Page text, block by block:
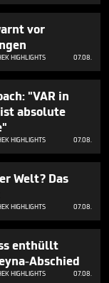
vor
HIGHLIGHTS 07.08.
"VAR in
absolute
HIGHLIGHTS 07.08.
Welt? Das
HIGHLIGHTS 07.08.
enthüllt
Abschied
HIGHLIGHTS 07.08.